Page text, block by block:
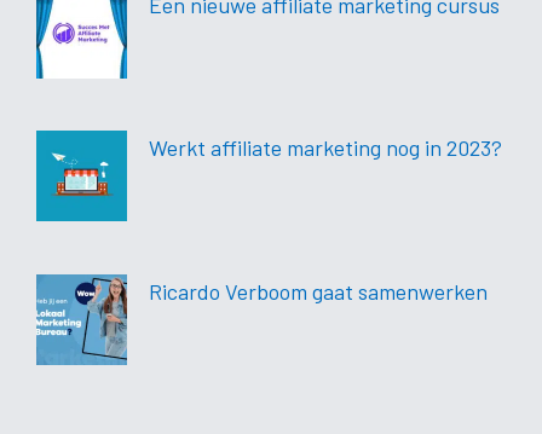
Werkt affiliate marketing nog in 2023?
Ricardo Verboom gaat samenwerken